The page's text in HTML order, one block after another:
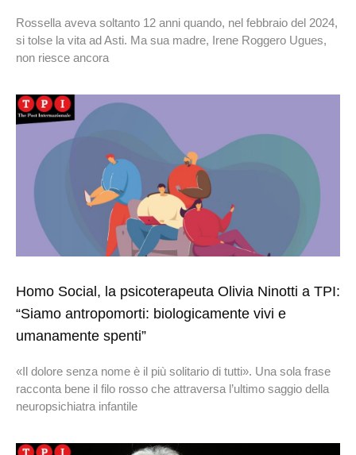
Rossella aveva soltanto 12 anni quando, nel febbraio del 2024,
si tolse la vita ad Asti. Ma sua madre, Irene Roggero Ugues,
non riesce ancora
Homo Social, la psicoterapeuta Olivia Ninotti a TPI:
“Siamo antropomorti: biologicamente vivi e
umanamente spenti”
«Il dolore senza nome è il più solitario di tutti». Una sola frase
racconta bene il filo rosso che attraversa l’ultimo saggio della
neuropsichiatra infantile